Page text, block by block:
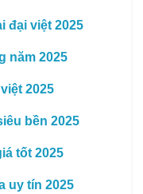
đại việt 2025
năm 2025
2025
bền 2025
tốt 2025
uy tín 2025